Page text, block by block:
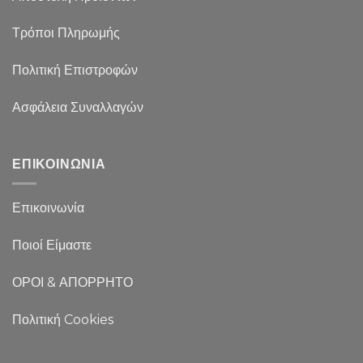
Τρόποι Πληρωμής
Πολιτική Επιστροφών
Ασφάλεια Συναλλαγών
ΕΠΙΚΟΙΝΩΝΙΑ
Επικοινωνία
Ποιοί Είμαστε
ΟΡΟΙ & ΑΠΟΡΡΗΤΟ
Πολιτική Cookies